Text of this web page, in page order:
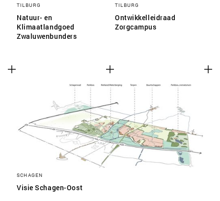
TILBURG
Natuur- en
Klimaatlandgoed
Zwaluwenbunders
TILBURG
Ontwikkelleidraad
Zorgcampus
SCHAGEN
Visie Schagen-Oost